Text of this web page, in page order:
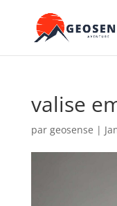
valise
par geosense |